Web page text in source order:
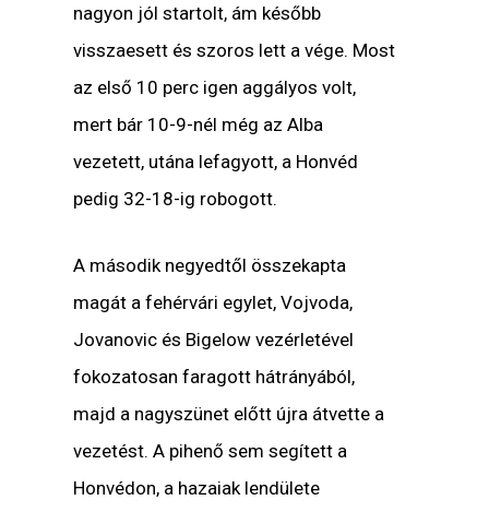
nagyon jól startolt, ám később
visszaesett és szoros lett a vége. Most
az első 10 perc igen aggályos volt,
mert bár 10-9-nél még az Alba
vezetett, utána lefagyott, a Honvéd
pedig 32-18-ig robogott.
A második negyedtől összekapta
magát a fehérvári egylet, Vojvoda,
Jovanovic és Bigelow vezérletével
fokozatosan faragott hátrányából,
majd a nagyszünet előtt újra átvette a
vezetést. A pihenő sem segített a
Honvédon, a hazaiak lendülete